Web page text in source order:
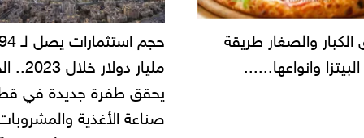
"أمن القاهرة" يضبط
شركة مطاعم
أموال المواطنين بزعم